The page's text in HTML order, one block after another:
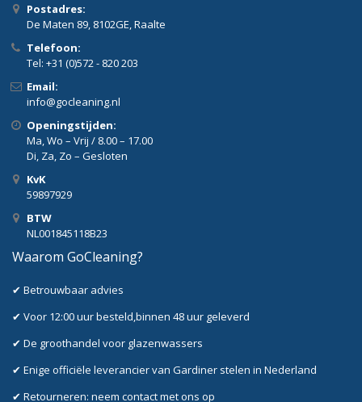
Postadres:
De Maten 89, 8102GE, Raalte
Telefoon:
Tel: +31 (0)572 - 820 203
Email:
info@gocleaning.nl
Openingstijden:
Ma, Wo – Vrij / 8.00 – 17.00
Di, Za, Zo – Gesloten
KvK
59897929
BTW
NL001845118B23
Waarom GoCleaning?
✔ Betrouwbaar advies
✔ Voor 12:00 uur besteld,binnen 48 uur geleverd
✔ De groothandel voor glazenwassers
✔ Enige officiële leverancier van Gardiner stelen in Nederland
✔ Retourneren: neem contact met ons op